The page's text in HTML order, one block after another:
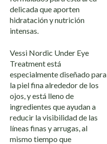
delicada que aporten
hidratación y nutrición
intensas.
Vessi Nordic Under Eye
Treatment está
especialmente diseñado para
la piel fina alrededor de los
ojos, y está lleno de
ingredientes que ayudan a
reducir la visibilidad de las
líneas finas y arrugas, al
mismo tiempo que